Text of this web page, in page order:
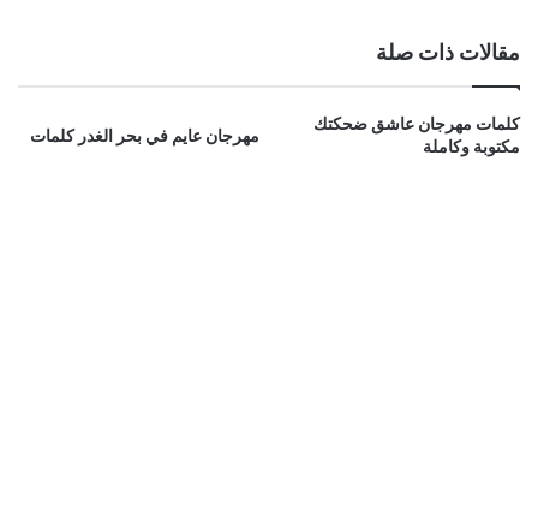
مقالات ذات صلة
كلمات مهرجان عاشق ضحكتك
مكتوبة وكاملة
مهرجان عايم في بحر الغدر كلمات